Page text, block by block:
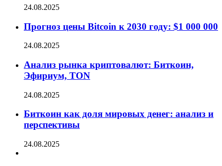
24.08.2025
Прогноз цены Bitcoin к 2030 году: $1 000 000
24.08.2025
Анализ рынка криптовалют: Биткоин,
Эфириум, TON
24.08.2025
Биткоин как доля мировых денег: анализ и
перспективы
24.08.2025